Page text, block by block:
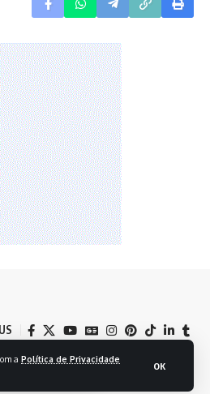
a Política de Privacidade
OK
EM FOLHAS S/A